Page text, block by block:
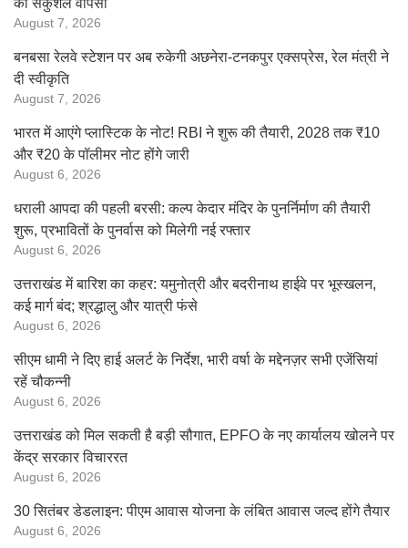
की सकुशल वापसी
August 7, 2026
बनबसा रेलवे स्टेशन पर अब रुकेगी अछनेरा-टनकपुर एक्सप्रेस, रेल मंत्री ने
दी स्वीकृति
August 7, 2026
भारत में आएंगे प्लास्टिक के नोट! RBI ने शुरू की तैयारी, 2028 तक ₹10
और ₹20 के पॉलीमर नोट होंगे जारी
August 6, 2026
धराली आपदा की पहली बरसी: कल्प केदार मंदिर के पुनर्निर्माण की तैयारी
शुरू, प्रभावितों के पुनर्वास को मिलेगी नई रफ्तार
August 6, 2026
उत्तराखंड में बारिश का कहर: यमुनोत्री और बदरीनाथ हाईवे पर भूस्खलन,
कई मार्ग बंद; श्रद्धालु और यात्री फंसे
August 6, 2026
सीएम धामी ने दिए हाई अलर्ट के निर्देश, भारी वर्षा के मद्देनज़र सभी एजेंसियां
रहें चौकन्नी
August 6, 2026
उत्तराखंड को मिल सकती है बड़ी सौगात, EPFO के नए कार्यालय खोलने पर
केंद्र सरकार विचाररत
August 6, 2026
30 सितंबर डेडलाइन: पीएम आवास योजना के लंबित आवास जल्द होंगे तैयार
August 6, 2026